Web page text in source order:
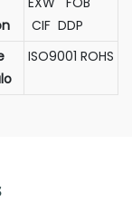
CIF DDP
ISO9001 ROHS